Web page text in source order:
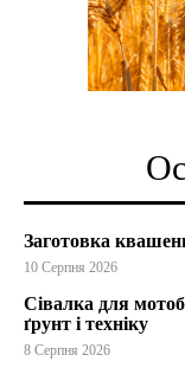
Заготовка
10 Серпня 2026
Сівалка для
ґрунт і техніку
8 Серпня 2026